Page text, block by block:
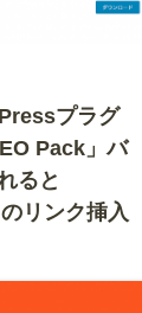
プラグ
Pack」バ
ると
リンク挿入